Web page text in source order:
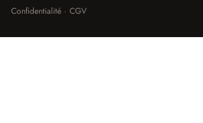
Confidentialité · CGV